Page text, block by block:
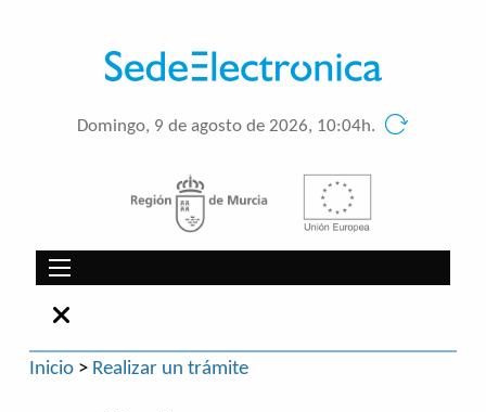
Domingo, 9 de agosto de 2026, 10:04h.
Inicio> Realizar un trámite